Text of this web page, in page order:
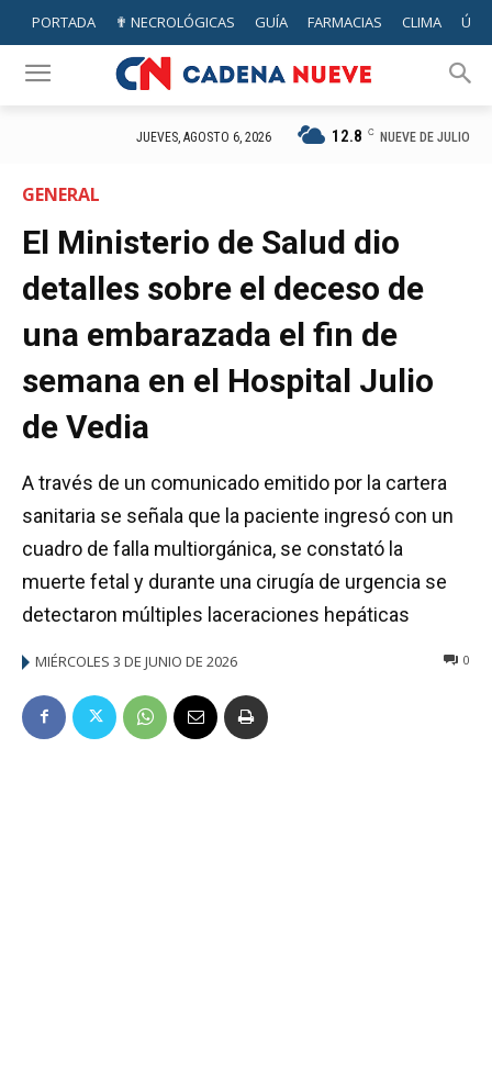
PORTADA ✟ NECROLÓGICAS GUÍA FARMACIAS CLIMA
JUEVES, AGOSTO 6, 2026 12.8 C NUEVE DE JULIO
GENERAL
El Ministerio de Salud dio
detalles sobre el deceso de
una embarazada el fin de
semana en el Hospital Julio
de Vedia
A través de un comunicado emitido por la cartera
sanitaria se señala que la paciente ingresó con un
cuadro de falla multiorgánica, se constató la
muerte fetal y durante una cirugía de urgencia se
detectaron múltiples laceraciones hepáticas
MIÉRCOLES 3 DE JUNIO DE 2026 0